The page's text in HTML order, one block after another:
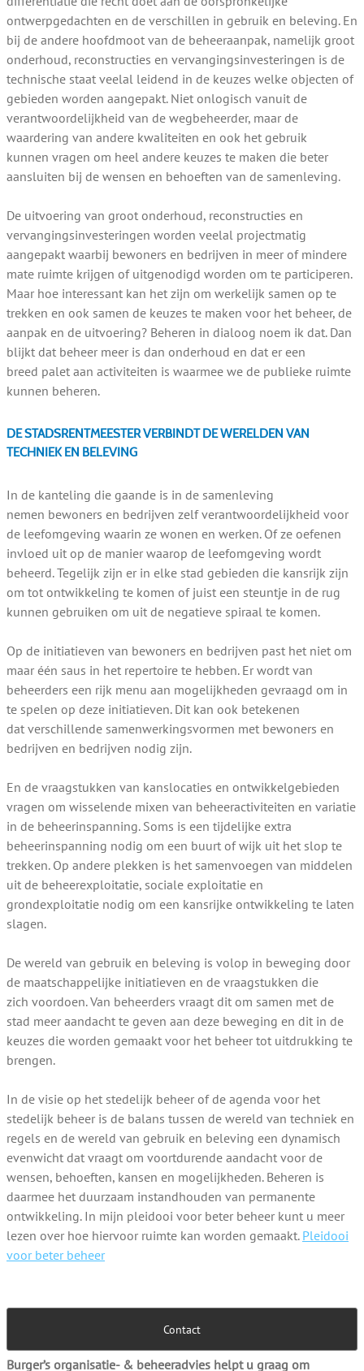
ontwerpgedachten en de verschillen in gebruik en beleving. En
bij de andere hoofdmoot van de beheeraanpak, namelijk groot
onderhoud, reconstructies en vervangingsinvesteringen is de
technische staat veelal leidend in de keuzes welke objecten of
gebieden worden aangepakt. Niet onlogisch vanuit de
verantwoordelijkheid van de wegbeheerder, maar de
waardering van andere kwaliteiten en ook het gebruik
kunnen vragen om heel andere keuzes te maken die beter
aansluiten bij de wensen en behoeften van de samenleving.
De uitvoering van groot onderhoud, reconstructies en
vervangingsinvesteringen worden veelal projectmatig
aangepakt waarbij bewoners en bedrijven in meer of mindere
mate ruimte krijgen of uitgenodigd worden om te participeren.
Maar hoe interessant kan het zijn om werkelijk samen op te
trekken en ook samen de keuzes te maken voor het beheer, de
aanpak en de uitvoering? Beheren in dialoog noem ik dat. Dan
blijkt dat beheer meer is dan onderhoud en dat er een
breed palet aan activiteiten is waarmee we de publieke ruimte
kunnen beheren.
DE STADSRENTMEESTER VERBINDT DE WERELDEN VAN
TECHNIEK EN BELEVING
In de kanteling die gaande is in de samenleving
nemen bewoners en bedrijven zelf verantwoordelijkheid voor
de leefomgeving waarin ze wonen en werken. Of ze oefenen
invloed uit op de manier waarop de leefomgeving wordt
beheerd. Tegelijk zijn er in elke stad gebieden die kansrijk zijn
om tot ontwikkeling te komen of juist een steuntje in de rug
kunnen gebruiken om uit de negatieve spiraal te komen.
Op de initiatieven van bewoners en bedrijven past het niet om
maar één saus in het repertoire te hebben. Er wordt van
beheerders een rijk menu aan mogelijkheden gevraagd om in
te spelen op deze initiatieven. Dit kan ook betekenen
dat verschillende samenwerkingsvormen met bewoners en
bedrijven en bedrijven nodig zijn.
En de vraagstukken van kanslocaties en ontwikkelgebieden
vragen om wisselende mixen van beheeractiviteiten en variatie
in de beheerinspanning. Soms is een tijdelijke extra
beheerinspanning nodig om een buurt of wijk uit het slop te
trekken. Op andere plekken is het samenvoegen van middelen
uit de beheerexploitatie, sociale exploitatie en
grondexploitatie nodig om een kansrijke ontwikkeling te laten
slagen.
De wereld van gebruik en beleving is volop in beweging door
de maatschappelijke initiatieven en de vraagstukken die
zich voordoen. Van beheerders vraagt dit om samen met de
stad meer aandacht te geven aan deze beweging en dit in de
keuzes die worden gemaakt voor het beheer tot uitdrukking te
brengen.
In de visie op het stedelijk beheer of de agenda voor het
stedelijk beheer is de balans tussen de wereld van techniek en
regels en de wereld van gebruik en beleving een dynamisch
evenwicht dat vraagt om voortdurende aandacht voor de
wensen, behoeften, kansen en mogelijkheden. Beheren is
daarmee het duurzaam instandhouden van permanente
ontwikkeling. In mijn pleidooi voor beter beheer kunt u meer
lezen over hoe hiervoor ruimte kan worden gemaakt. Pleidooi
voor beter beheer
Burger’s organisatie- & beheeradvies helpt u graag om